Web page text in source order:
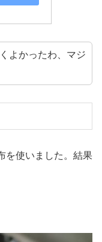
よかったわ、マジ
を使いました。結果